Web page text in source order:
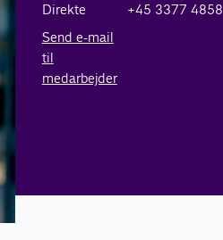
Direkte
+45 3377 4858
Send e-mail
til
medarbejder